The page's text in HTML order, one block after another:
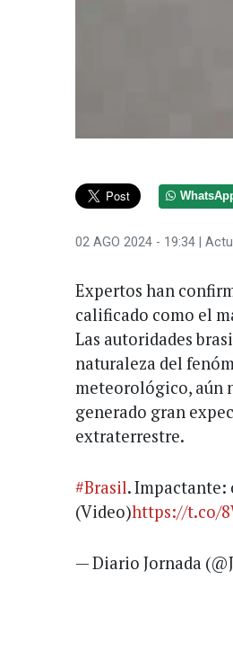
02 AGO 2024 - 19:34 |
Expertos han
calificado como el
Las autoridades
naturaleza del
meteorológico, aún
generado gran
extraterrestre.
#Brasil. Impactante:
(Video)https://t.co/
— Diario Jornada